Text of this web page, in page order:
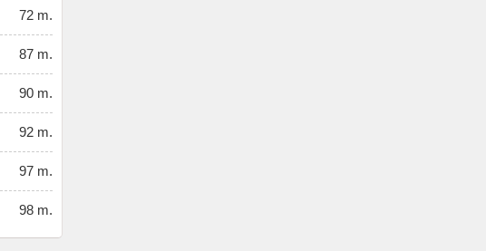
72 m.
87 m.
90 m.
92 m.
97 m.
98 m.